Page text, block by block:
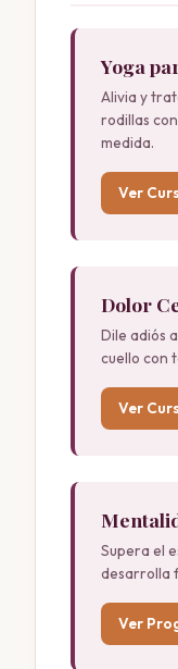
Yoga
Alivia y
rodillas
medida.
Ver
Dolor
Dile adiós
cuello con
Ver
Supera el
desarrolla
Ver